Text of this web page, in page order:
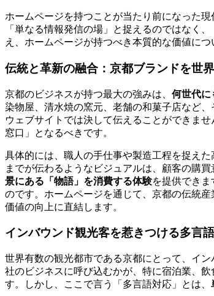
ホームページを持つことが当たり前になった
「単なる情報発信の場」と捉えるのではなく
え、ホームページが持つべき本質的な価値につ
伝統と革新の融合：京都ブランドを世
京都のビジネスが持つ最大の強みは、 何世代に
染物屋、清水焼の窯元、老舗の和菓子店など
ウェブサイトでは決して伝えることができま
窓口」となるべきです。
具体的には、職人の手仕事や製造工程を捉え
までが伝わるようなビジュアルは、顧客の購
景にある「物語」を消費する体験を提供できま
のです。ホームページを通じて、京都の伝統
価値の向上に直結します。
インバウンド観光客を惹きつける多言
世界有数の観光都市である京都にとって、イ
社のビジネスに呼び込むかが、特に宿泊業、
す。しかし、ここで言う「多言語対応」とは、